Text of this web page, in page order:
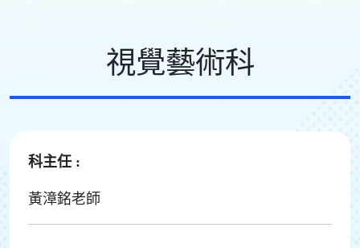
視覺藝術科
科主任 :
黃漳銘老師